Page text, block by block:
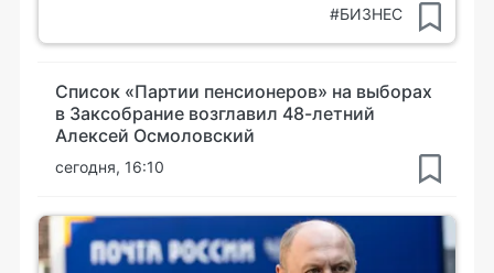
#БИЗНЕС
Список «Партии пенсионеров» на выборах
в Заксобрание возглавил 48-летний
Алексей Осмоловский
сегодня, 16:10